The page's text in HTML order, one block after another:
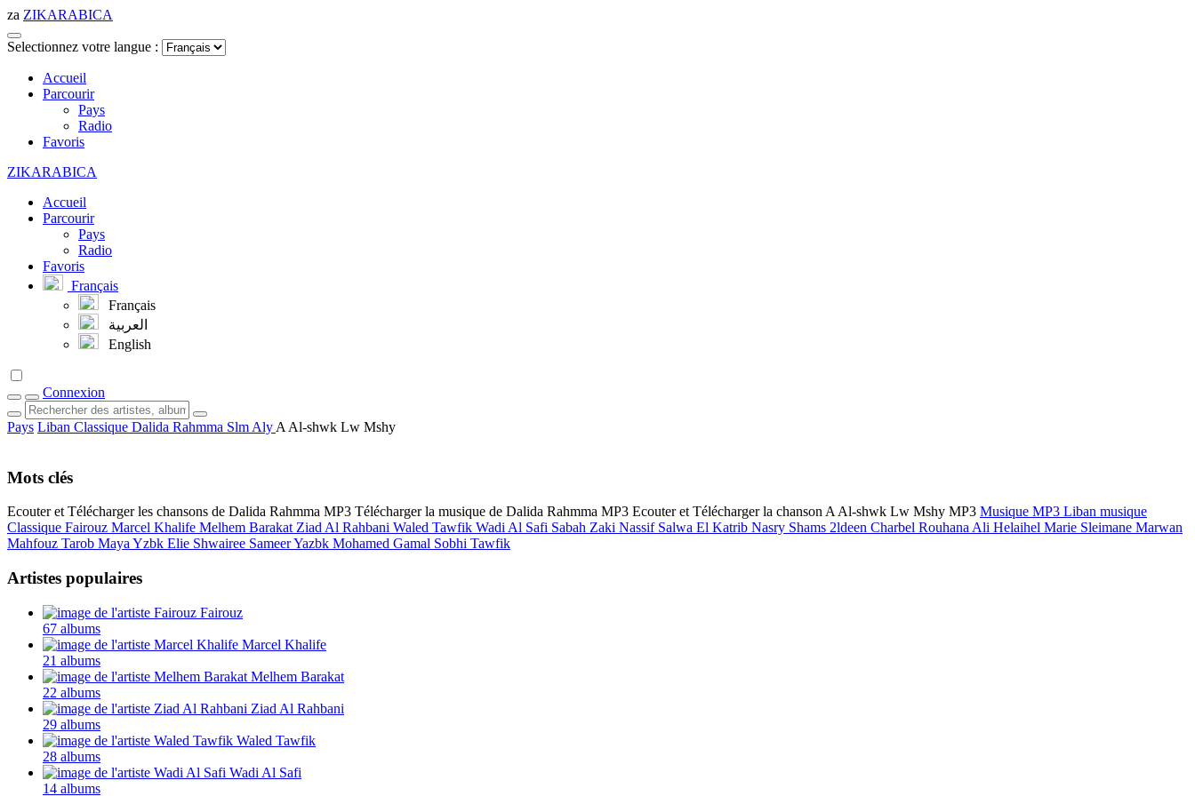
za ZIKARABICA
Selectionnez votre langue :
Accueil
Parcourir
Pays
Radio
Favoris
ZIKARABICA
Accueil
Parcourir
Pays
Radio
Favoris
Français
Français
العربية
English
Connexion
Pays Liban Classique Dalida Rahmma Slm Aly A Al-shwk Lw Mshy
Mots clés
Ecouter et Télécharger les chansons de Dalida Rahmma MP3 Télécharger la musique de Dalida Rahmma MP3 Ecouter et Télécharger la chanson A Al-shwk Lw Mshy MP3 Musique MP3 Liban musique
Classique Fairouz Marcel Khalife Melhem BarakatZiad Al Rahbani Waled Tawfik Wadi Al Safi Sabah Zaki Nassif Salwa El Katrib Nasry Shams 2ldeen Charbel RouhanaAli Helaihel Marie Sleimane Marwan
Mahfouz Tarob Maya Yzbk Elie Shwairee Sameer Yazbk Mohamed Gamal Sobhi Tawfik
Artistes populaires
Fairouz
67 albums
Marcel Khalife
21 albums
Melhem Barakat
22 albums
Ziad Al Rahbani
29 albums
Waled Tawfik
28 albums
Wadi Al Safi
14 albums